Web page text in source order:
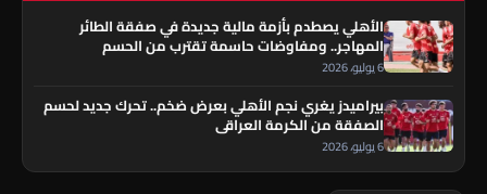
الأهلي يصطدم بأزمة مالية جديدة في صفقة الطائر
المهاجر.. ومفاوضات حاسمة تقترب من الحسم
6 يوليو، 2026
بيراميدز يغري نجم الأهلي بعرض ضخم.. تحرك جديد لحسم
الصفقة من الكرمة العراقي
6 يوليو، 2026